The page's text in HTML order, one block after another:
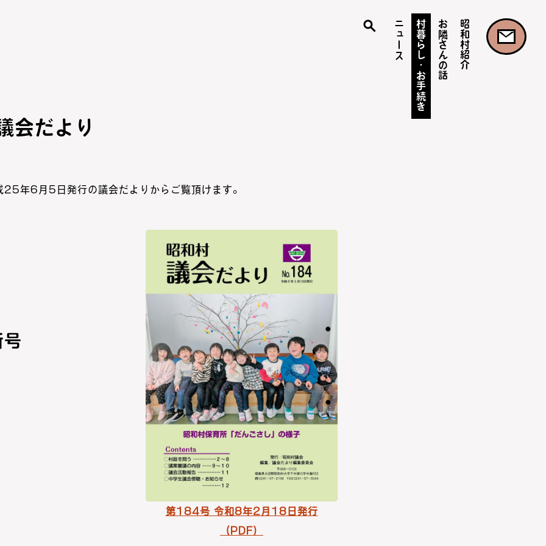
昭和村紹介
お隣さんの話
村暮らし・お手続き
ニュース
会だより
年6月5日発行の議会だよりからご覧頂けます。
号
第184号 令和8年2月18日発行
（PDF）